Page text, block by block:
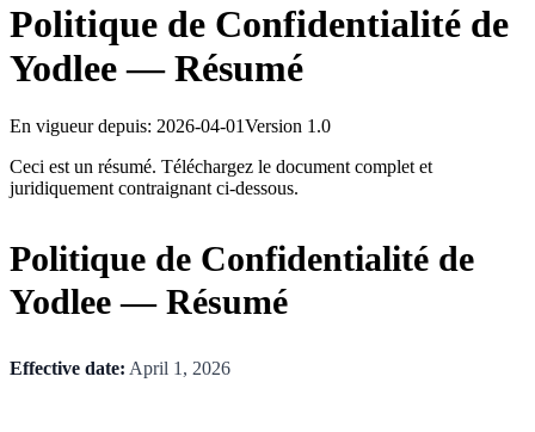
Politique de Confidentialité de
Yodlee — Résumé
En vigueur depuis: 2026-04-01Version 1.0
Ceci est un résumé. Téléchargez le document complet et
juridiquement contraignant ci-dessous.
Politique de Confidentialité de
Yodlee — Résumé
Effective date: April 1, 2026